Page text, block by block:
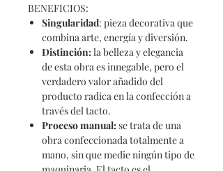
BENEFICIOS:
Singularidad: pieza decorativa que
combina arte, energía y diversión.
Distinción:la belleza y elegancia
de esta obra es innegable, pero el
verdadero valor añadido del
producto radica en la confección a
través del tacto.
Procesomanual:se trata de una
obra confeccionada totalmente a
mano, sin que medie ningún tipo de